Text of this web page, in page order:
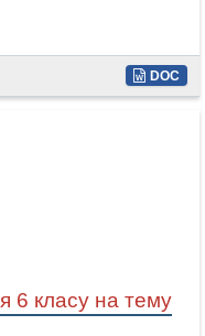
DOC
6 класу на тему